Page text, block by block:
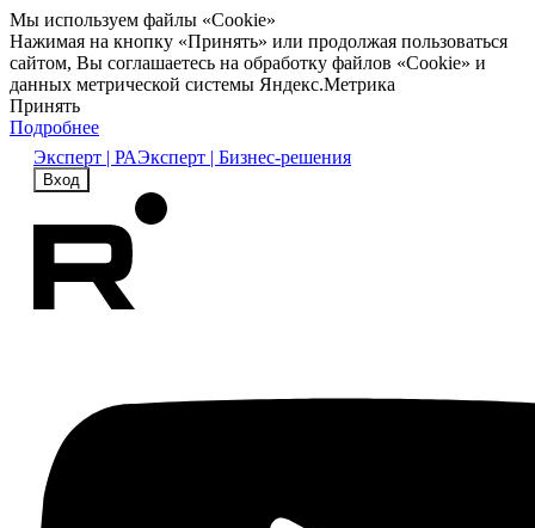
Мы используем файлы «Cookie»
Нажимая на кнопку «Принять» или продолжая пользоваться
сайтом, Вы соглашаетесь на обработку файлов «Cookie» и
данных метрической системы Яндекс.Метрика
Принять
Подробнее
Эксперт | РАЭксперт | Бизнес-решения
Вход